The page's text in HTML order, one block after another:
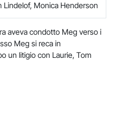
Lindelof, Monica Henderson
aveva condotto Meg verso i
Meg si reca in
un litigio con Laurie, Tom